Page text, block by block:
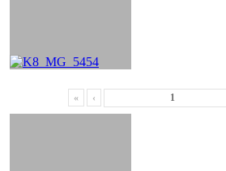
« ‹